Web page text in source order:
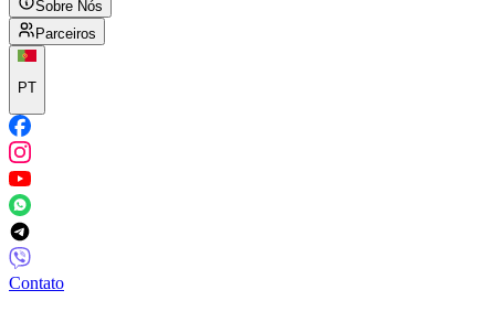
Sobre Nós
Parceiros
PT
Contato